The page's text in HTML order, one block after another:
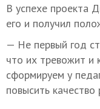
В успехе проекта
его и получил
— Не первый год
что их тревожит и
сформируем у
повысить